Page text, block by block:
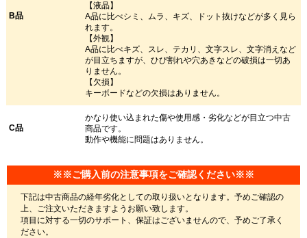
B品
【液晶】
A品に比べシミ、ムラ、キズ、ドット抜けなどが多く見ら
れます。
【外観】
A品に比べキズ、スレ、テカリ、文字スレ、文字消えなど
が目立ちますが、ひび割れや穴あきなどの破損は一切あ
りません。
【欠損】
キーボードなどの欠損はありません。
C品
かなり使い込まれた傷や使用感・劣化などが目立つ中古
商品です。
動作や機能に問題はありません。
※※ご購入前の注意事項をご確認ください※※
下記は中古商品の経年劣化としての取り扱いとなります。予めご確認の
上、ご注文いただきますようお願い致します。
項目に対する一切のサポート、保証はございませんので、予めご了承く
ださい。